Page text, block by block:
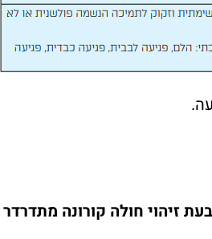
זיהוי חולה קורונה מתדרדר